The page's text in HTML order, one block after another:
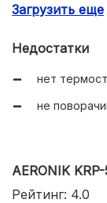
защита от
Загрузить еще
Недостатки
нет
не
AERONIK
Рейтинг: 4.0